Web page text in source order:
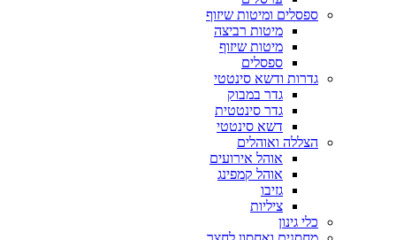
ספסלים ומיטות שיזוף
מיטות רביצה
מיטות שיזוף
ספסלים
גדרות ודשא סינטטי
גדר במבוק
גדר סינטטית
דשא סינטטי
הצללה ואוהלים
אוהל אירועים
אוהל קמפינג
גזיבו
ציליות
כלי גינון